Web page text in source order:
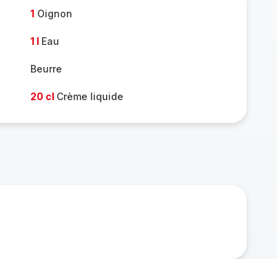
1 Oignon
1 l Eau
Beurre
20 cl Crème liquide